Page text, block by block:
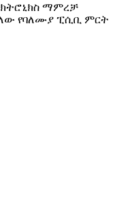
ማምረቻ
የባለሙያ ፒሲቢ ምርት